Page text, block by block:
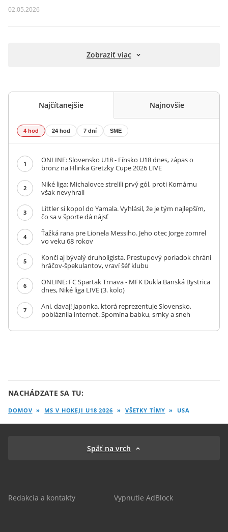
02.05.2026
Zobraziť viac
Najčítanejšie Najnovšie
4 hod 24 hod 7 dní SME
1
ONLINE: Slovensko U18 - Fínsko U18 dnes, zápas o
bronz na Hlinka Gretzky Cupe 2026 LIVE
2
Niké liga: Michalovce strelili prvý gól, proti Komárnu
však nevyhrali
3
Littler si kopol do Yamala. Vyhlásil, že je tým najlepším,
čo sa v športe dá nájsť
4
Ťažká rana pre Lionela Messiho. Jeho otec Jorge zomrel
vo veku 68 rokov
5
Končí aj bývalý druholigista. Prestupový poriadok chráni
hráčov-špekulantov, vraví šéf klubu
6
ONLINE: FC Spartak Trnava - MFK Dukla Banská Bystrica
dnes, Niké liga LIVE (3. kolo)
7
Ani, davaj! Japonka, ktorá reprezentuje Slovensko,
pobláznila internet. Spomína babku, srnky a sneh
NACHÁDZATE SA TU:
DOMOV » MS V HOKEJI U18 2026 » VŠETKY TÍMY » USA
Späť na vrch
Redakcia a kontakty Vypnutie AdBlock